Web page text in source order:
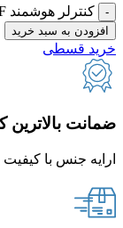
کنترلر هوشمند IR+RF (دایره) عدد
افزودن به سبد خرید
خرید قسطی
ضمانت بالاترین
ارایه جنس با